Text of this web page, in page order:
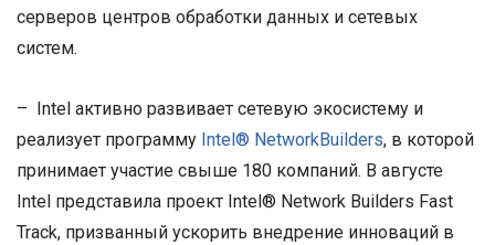
серверов центров обработки данных и сетевых
систем.
– Intel активно развивает сетевую экосистему и
реализует программу Intel® NetworkBuilders, в которой
принимает участие свыше 180 компаний. В августе
Intel представила проект Intel® Network Builders Fast
Track, призванный ускорить внедрение инноваций в